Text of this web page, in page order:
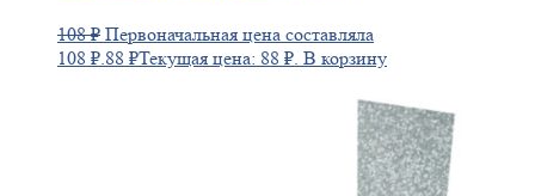
108₽ Первоначальная цена составляла
108 ₽.88 ₽Текущая цена: 88 ₽. В корзину